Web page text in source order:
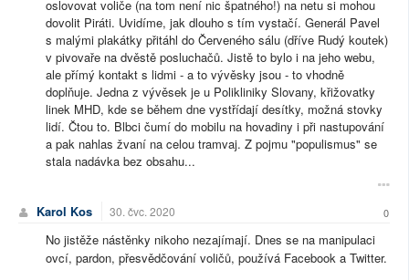
oslovovat voliče (na tom není nic špatného!) na netu si mohou
dovolit Piráti. Uvidíme, jak dlouho s tím vystačí. Generál Pavel
s malými plakátky přitáhl do Červeného sálu (dříve Rudý koutek)
v pivovaře na dvěstě posluchačů. Jistě to bylo i na jeho webu,
ale přímý kontakt s lidmi - a to vývěsky jsou - to vhodně
doplňuje. Jedna z vývěsek je u Polikliniky Slovany, křižovatky
linek MHD, kde se během dne vystřídají desítky, možná stovky
lidí. Čtou to. Blbci čumí do mobilu na hovadiny i při nastupování
a pak nahlas žvaní na celou tramvaj. Z pojmu "populismus" se
stala nadávka bez obsahu...
Karol Kos 30. čvc. 2020 0
No jistěže nástěnky nikoho nezajímají. Dnes se na manipulaci
ovcí, pardon, přesvědčování voličů, používá Facebook a Twitter.